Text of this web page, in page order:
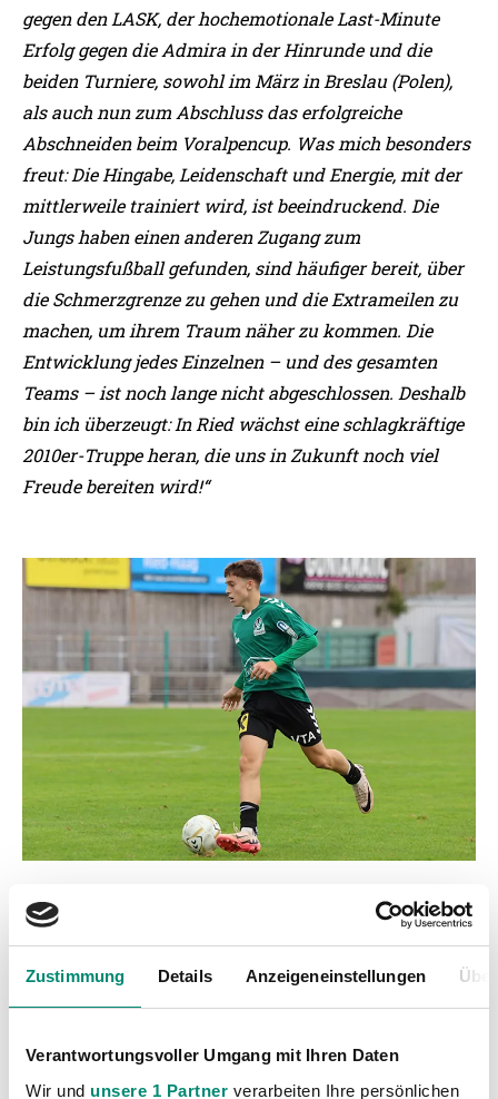
Zustimmung Details Anzeigeneinstellungen
Verantwortungsvoller Umgang mit Ihren Daten
Wir und unsere 1 Partner verarbeiten Ihre persönlichen
gegen den LASK, der hochemotionale Last-Minute
Erfolg gegen die Admira in derHinrunde und die
beiden Turniere, sowohl im März in Breslau (Polen),
alsauch nun zum Abschluss das erfolgreiche
Abschneiden beim Voralpencup. Was mich besonders
freut: Die Hingabe, Leidenschaft und Energie, mitder
mittlerweile trainiert wird, ist beeindruckend. Die
Jungs haben einenanderen Zugang zum
Leistungsfußball gefunden, sind häufiger bereit, über
die Schmerzgrenze zu gehen und die Extrameilen zu
machen, um ihrem Traum näher zu kommen. Die
Entwicklung jedes Einzelnen – und des gesamten
Teams – ist noch lange nicht abgeschlossen. Deshalb
bin ich überzeugt: In Ried wächsteine schlagkräftige
2010er-Truppe heran, die uns in Zukunft noch viel
Freude bereiten wird!“